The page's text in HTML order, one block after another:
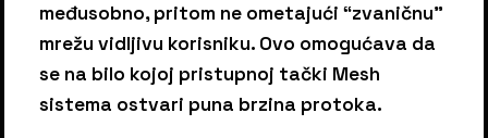
međusobno, pritom ne ometajući “zvaničnu”
mrežu vidljivu korisniku. Ovo omogućava da
se na bilo kojoj pristupnoj tački Mesh
sistema ostvari puna brzina protoka.